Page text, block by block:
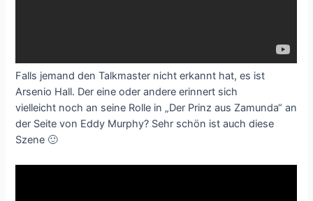
Falls jemand den Talkmaster nicht erkannt hat, es ist
Arsenio Hall. Der eine oder andere erinnert sich
vielleicht noch an seine Rolle in „Der Prinz aus Zamunda“ an
der Seite von Eddy Murphy? Sehr schön ist auch diese
Szene 🙂